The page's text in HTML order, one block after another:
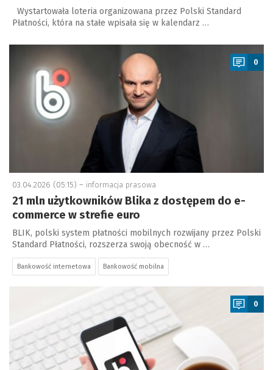
Wystartowała loteria organizowana przez Polski Standard
Płatności, która na stałe wpisała się w kalendarz …
a
0
03.04.2026 (05:15) – informacja prasowa
21 mln użytkowników Blika z dostępem do e-
commerce w strefie euro
BLIK, polski system płatności mobilnych rozwijany przez Polski
Standard Płatności, rozszerza swoją obecność w …
Bankowość internetowa Bankowość mobilna
0